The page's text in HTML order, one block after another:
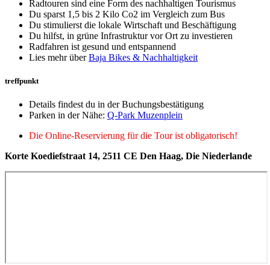
Radtouren sind eine Form des nachhaltigen Tourismus
Du sparst 1,5 bis 2 Kilo Co2 im Vergleich zum Bus
Du stimulierst die lokale Wirtschaft und Beschäftigung
Du hilfst, in grüne Infrastruktur vor Ort zu investieren
Radfahren ist gesund und entspannend
Lies mehr überBaja Bikes & Nachhaltigkeit
treffpunkt
Details findest du in der Buchungsbestätigung
Parken in der Nähe: Q-Park Muzenplein
Die Online-Reservierung für die Tour ist obligatorisch!
Korte Koediefstraat 14, 2511 CE Den Haag, Die Niederlande